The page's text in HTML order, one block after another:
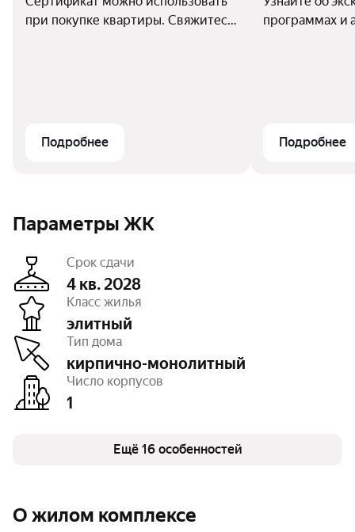
при покупке квартиры. Свяжитесь
Подробнее
программах и
Подробнее
Параметры ЖК
Срок сдачи
4 кв. 2028
Класс жилья
элитный
Тип дома
кирпично-монолитный
Число корпусов
1
Этажность
Высота потолков
Паркинг, машиноместа
подземный – 57
Тип договора
ДДУ, 214 ФЗ
Очереди
Число квартир
Детская площадка
есть
Закрытая территория
есть
WI-Fi
есть
Ещё 16 особенностей
О жилом комплексе